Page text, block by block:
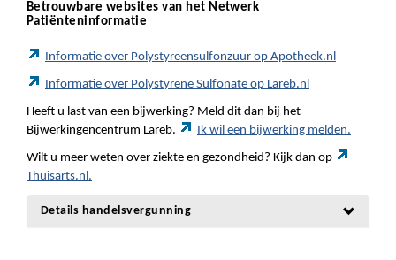
Betrouwbare websites van het Netwerk
Patiënteninformatie
Informatie over Polystyreensulfonzuur op Apotheek.nl
Informatie over Polystyrene Sulfonate op Lareb.nl
Heeft u last van een bijwerking? Meld dit dan bij het
Bijwerkingencentrum Lareb.
Ik wil een bijwerking melden.
Wilt u meer weten over ziekte en gezondheid? Kijk dan op
Thuisarts.nl.
Details handelsvergunning